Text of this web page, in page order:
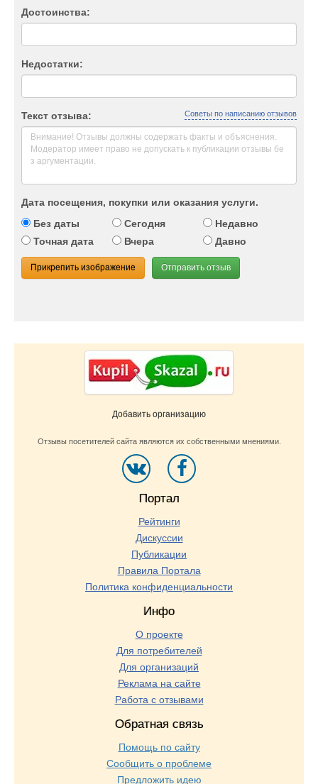
Достоинства:
Недостатки:
Текст отзыва: Советы по написанию отзывов
Дата посещения, покупки или оказания услуги.
Без даты
Сегодня
Недавно
Точная дата
Вчера Давно
Прикрепить изображение Отправить отзыв
Добавить организацию
Отзывы посетителей сайта являются их собственными мнениями.
Портал
Рейтинги
Дискуссии
Публикации
Правила Портала
Политика конфиденциальности
Инфо
О проекте
Для потребителей
Для организаций
Реклама на сайте
Работа с отзывами
Обратная связь
Помощь по сайту
Сообщить о проблеме
Предложить идею